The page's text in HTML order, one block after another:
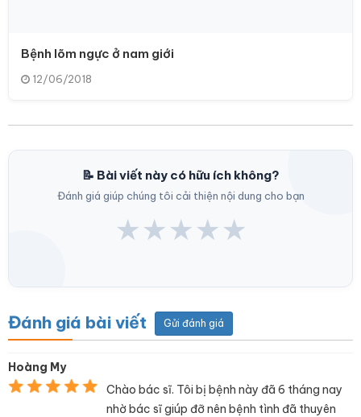
Bệnh lõm ngực ở nam giới
12/06/2018
📝 Bài viết này có hữu ích không?
Đánh giá giúp chúng tôi cải thiện nội dung cho bạn
★★★★★
Đánh giá bài viết Gửi đánh giá
Hoàng My
Chào bác sĩ. Tôi bị bệnh này đã 6 tháng nay
nhờ bác sĩ giúp đỡ nên bệnh tình đã thuyên